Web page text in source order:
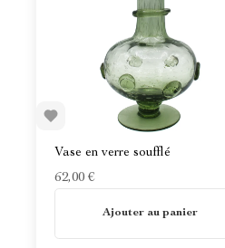
Vase en verre soufflé
62,00 €
Ajouter au panier